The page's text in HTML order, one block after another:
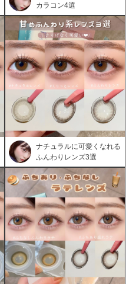
カラコン4選
ナチュラルに可愛くなれる
ふんわりレンズ3選